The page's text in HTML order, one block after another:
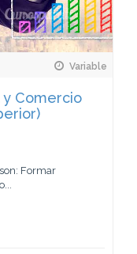
Variable
Comercio
Formar